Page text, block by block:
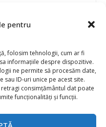
pentru
folosim tehnologii, cum ar fi
informațiile despre dispozitive.
ne permite să procesăm date,
ID-uri unice pe acest site.
consimțământul dat poate
funcționalități și funcții.